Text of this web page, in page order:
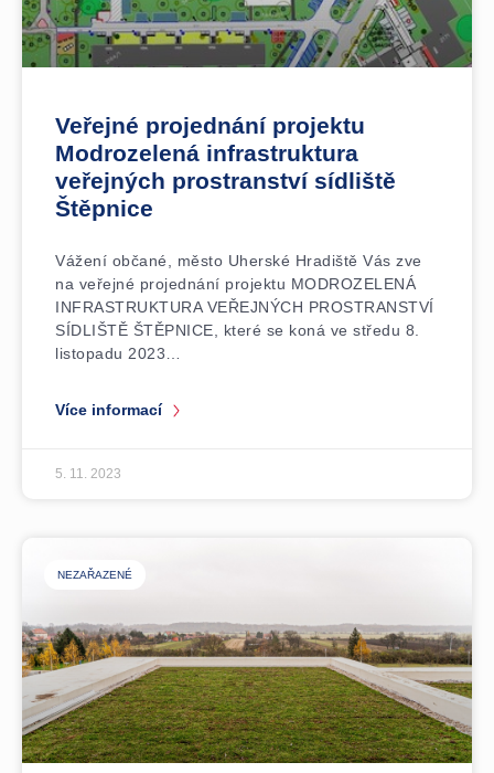
Veřejné projednání projektu
Modrozelená infrastruktura
veřejných prostranství sídliště
Štěpnice
Vážení občané, město Uherské Hradiště Vás zve
na veřejné projednání projektu MODROZELENÁ
INFRASTRUKTURA VEŘEJNÝCH PROSTRANSTVÍ
SÍDLIŠTĚ ŠTĚPNICE, které se koná ve středu 8.
listopadu 2023…
Více informací
5. 11. 2023
NEZAŘAZENÉ